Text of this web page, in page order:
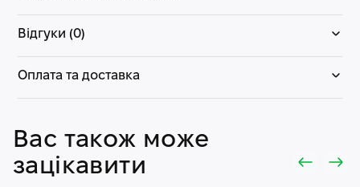
Відгуки (0)
Оплата та доставка
Вас також може
зацікавити